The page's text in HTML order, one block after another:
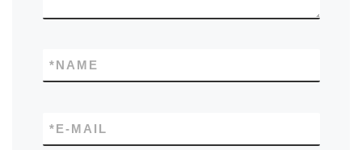
NAME
*
E-MAIL
*